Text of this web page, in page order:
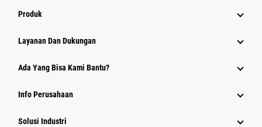
Produk
Layanan Dan Dukungan
Ada Yang Bisa Kami Bantu?
Info Perusahaan
Solusi Industri